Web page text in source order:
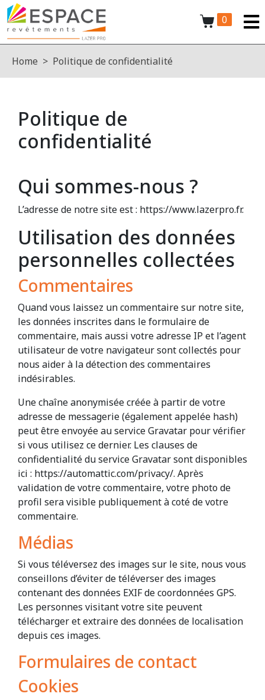
0
Home Politique de confidentialité
Politique de
confidentialité
Qui sommes-nous ?
L’adresse de notre site est : https://www.lazerpro.fr.
Utilisation des données
personnelles collectées
Commentaires
Quand vous laissez un commentaire sur notre site,
les données inscrites dans le formulaire de
commentaire, mais aussi votre adresse IP et l’agent
utilisateur de votre navigateur sont collectés pour
nous aider à la détection des commentaires
indésirables.
Une chaîne anonymisée créée à partir de votre
adresse de messagerie (également appelée hash)
peut être envoyée au service Gravatar pour vérifier
si vous utilisez ce dernier. Les clauses de
confidentialité du service Gravatar sont disponibles
ici : https://automattic.com/privacy/. Après
validation de votre commentaire, votre photo de
profil sera visible publiquement à coté de votre
commentaire.
Médias
Si vous téléversez des images sur le site, nous vous
conseillons d’éviter de téléverser des images
contenant des données EXIF de coordonnées GPS.
Les personnes visitant votre site peuvent
télécharger et extraire des données de localisation
depuis ces images.
Formulaires de contact
Cookies